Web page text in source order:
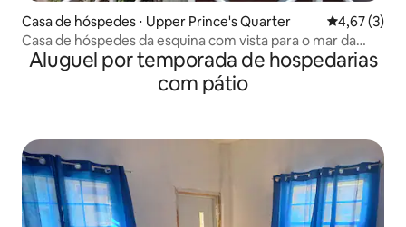
Casa de hóspedes ⋅ Upper Prince's Quarter 4,67 de
4,67 (3)
Casa de hóspedes da esquina com vista para o mar da
Cathy
Aluguel por temporada de hospedarias
com pátio